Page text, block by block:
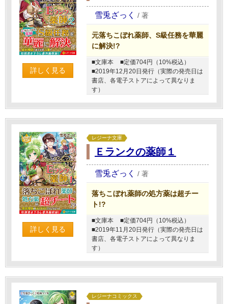
詳しく見る
雪兎ざっく / 著
元落ちこぼれ薬師、S級任務を華麗
に解決!?
■文庫本
■定価704円（10%税込）
■2019年12月20日発行（実際の発売日は
書店、各電子ストアによって異なりま
す）
詳しく見る
レジーナ文庫
Ｅランクの薬師１
雪兎ざっく / 著
落ちこぼれ薬師の処方薬は超チー
ト!?
■文庫本
■定価704円（10%税込）
■2019年11月20日発行（実際の発売日は
書店、各電子ストアによって異なりま
す）
レジーナコミックス